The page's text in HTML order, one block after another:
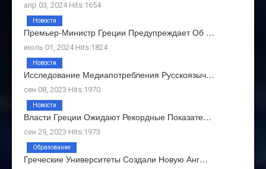
апр 03, 2024 Hits:1654
Премьер-Министр Греции Предупреждает Об …
июль 01, 2024 Hits:1824
Новости
Исследование Медиапотребления Русскоязыч…
сен 08, 2023 Hits:1970
Новости
Власти Греции Ожидают Рекордные Показате…
сен 29, 2023 Hits:1973
Новости
Греческие Университеты Создали Новую Анг…
Образование